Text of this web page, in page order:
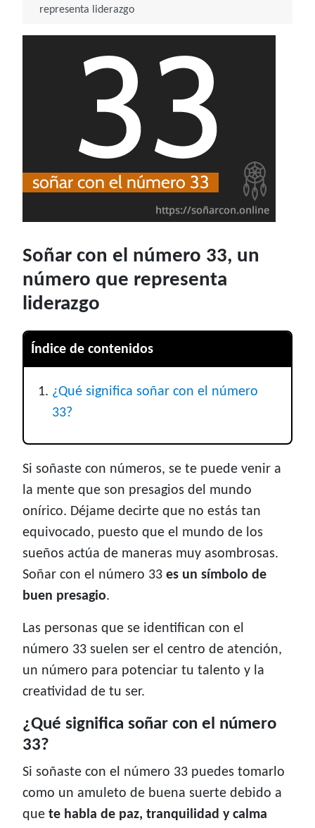
representa liderazgo
Soñar con el número 33, un
número que representa
liderazgo
Índice de contenidos
¿Qué significa soñar con el número
33?
Si soñaste con números, se te puede venir a
la mente que son presagios del mundo
onírico. Déjame decirte que no estás tan
equivocado, puesto que el mundo de los
sueños actúa de maneras muy asombrosas.
Soñar con el número 33 es un símbolo de
buen presagio.
Las personas que se identifican con el
número 33 suelen ser el centro de atención,
un número para potenciar tu talento y la
creatividad de tu ser.
¿Qué significa soñar con el número
33?
Si soñaste con el número 33 puedes tomarlo
como un amuleto de buena suerte debido a
que te habla de paz, tranquilidad y calma